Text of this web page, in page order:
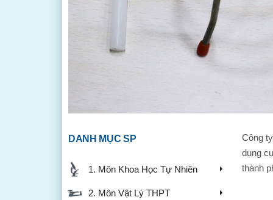
DANH MỤC SP
1. Môn Khoa Học Tự Nhiên
2. Môn Vật Lý THPT
Công
dụng
thành